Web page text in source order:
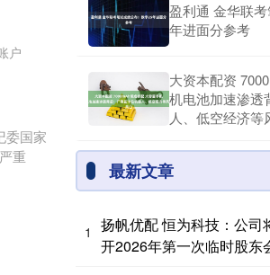
户
委国家
重
盈利通 金华联
年进面分参考
大资本配资
机电池加速渗透
人、低空经济等
最新文章
1
扬帆优配 恒为科技：公司
开2026年第一次临时股东